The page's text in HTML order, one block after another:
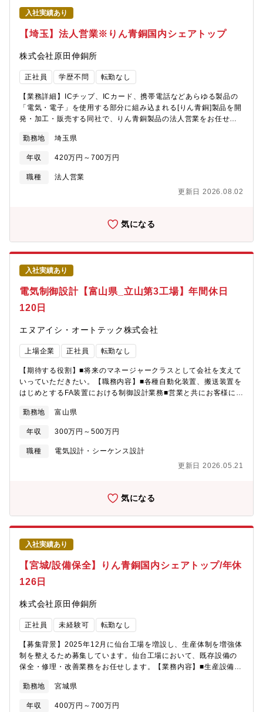
広いお客様から引き合いをいただいております。
入社実績あり
【埼玉】法人営業※りん青銅国内シェアトップ
株式会社原田伸銅所
正社員 学歴不問 転勤なし
【業務詳細】ICチップ、ICカード、携帯電話などあらゆる製品の
「電気・電子」を使用する部分に組み込まれる[りん青銅]製品を開
発・加工・販売する同社で、りん青銅製品の法人営業をお任せし
して、コネクタメーカー、電機電子部品会社、自動車会社等に販
売されます。 ●交通手段：主に社用車での移動●市場動向に関する
情報収集・分析、および技術相談に応じるためのユーザーや商社
への訪問活動を行ないます。≪取扱製品≫りん青銅 【配属部署】
スタント6名 ※組織強化のための増員募集です。【入社後】本社
～出荷の工程を学んでいただきます。現場配属後はOJTにて先輩
に同行し、業務を習得していただきます（半年～1年間）【同社の
強み】各工程に世界最新鋭の自動制御生産ラインを導入。 一貫ラ
インかつ専業メーカーこそのノウハウの蓄積がございます。同社
でしか実現できない技術力を背に、自信をもって営業ができます!
【業績安定】金属素材のりん青銅専業メーカー。高品質材料の開
発で他社と差別化。最新鋭の製造設備で海外でも有数のブランド
を確立。2024年度の国内+輸出の平均シェア39%！
勤務地 埼玉県
年収 420万円～700万円
職種
法人営業
更新日 2026.08.02
気になる
入社実績あり
電気制御設計【富山県_立山第3工場】年間休日
120日
エヌアイシ・オートテック株式会社
上場企業 正社員 転勤なし
【期待する役割】■将来のマネージャークラスとして会社を支えて
いっていただきたい。【職務内容】■各種自動化装置、搬送装置を
はじめとするFA装置における制御設計業務■営業と共にお客様に提
景】装置部門のさらなる事業拡大と組織強化のための増員【組織
構成】全35名/設計10名 組立他25名）※顧客との仕様打ち合わ
せや組立・据付のため、関東圏への一週間ほどの出張が数か月に
一回程度あります。★立山第1工場・・アルファフレーム、立山第
工場・・小型ロボット専用アルミ架台・FA装置の設計製造を行っ
勤務地 富山県
年収 300万円～500万円
職種
電気設計・シーケンス設計
更新日 2026.05.21
気になる
入社実績あり
【宮城/設備保全】りん青銅国内シェアトップ/年休
126日
株式会社原田伸銅所
正社員 未経験可 転勤なし
【募集背景】2025年12月に仙台工場を増設し、生産体制を増強体
制を整えるため募集しています。仙台工場において、既存設備の
保全・修理・改善業務をお任せします。【業務内容】■生産設備の
善・予防保全の実施 ■関係部署との調整・連携※電気担当・機械
担当をそれぞれ募集します。※建設業務は含まれません。【主な
勤務地 宮城県
年収 400万円～700万円